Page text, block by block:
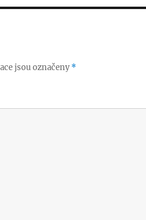
jsou označeny*